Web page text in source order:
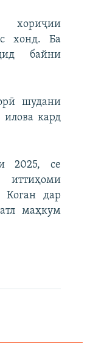
хориҷии
хонд. Ба
байни
шудани
илова кард
2025, се
Коган дар
маҳкум